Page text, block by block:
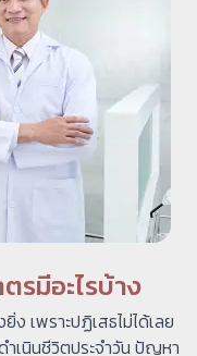
มีอะไรบ้าง
เพราะปฏิเสธไม่ได้เลย
เนินชีวิตประจำวัน ปัญหา